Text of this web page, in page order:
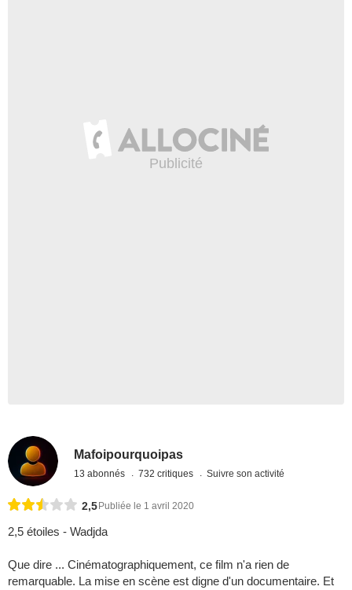
Mafoipourquoipas
13 abonnés 732 critiques Suivre son activité
2,5 Publiée le 1 avril 2020
2,5 étoiles - Wadjda
Que dire ... Cinématographiquement, ce film n'a rien de
remarquable. La mise en scène est digne d'un documentaire. Et